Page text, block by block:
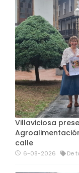
Villaviciosa
calle
6-08-2026 De